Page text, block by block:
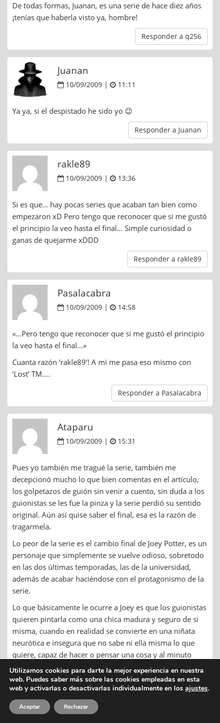
De todas formas, Juanan, es una serie de hace diez años
¡tenías que haberla visto ya, hombre!
Responder a q256
Juanan
10/09/2009 | 11:11
Ya ya, si el despistado he sido yo 😉
Responder a Juanan
rakle89
10/09/2009 | 13:36
Si es que… hay pocas series que acaban tan bien como
empezaron xD Pero tengo que reconocer que si me gustó
el principio la veo hasta el final… Simple curiosidad o
ganas de quejarme xDDD
Responder a rakle89
Pasalacabra
10/09/2009 | 14:58
«…Pero tengo que reconocer que si me gustó el principio
la veo hasta el final…»
Cuanta razón ‘rakle89’! A mi me pasa eso mismo con
‘Lost’ TM….
Responder a Pasalacabra
Ataparu
10/09/2009 | 15:31
Pues yo también me tragué la serie, también me
decepcionó mucho lo que bien comentas en el artículo,
los golpetazos de guión sin venir a cuento, sin duda a los
guionistas se les fue la pinza y la serie perdió su sentido
original. Aún así quise saber el final, esa es la razón de
tragarmela.
Lo peor de la serie es el cambio final de Joey Potter, es un
personaje que simplemente se vuelve odioso, sobretodo
en las dos últimas temporadas, las de la universidad,
además de acabar haciéndose con el protagonismo de la
serie.
Lo que básicamente le ocurre a Joey es que los guionistas
quieren pintarla como una chica madura y seguro de si
misma, cuando en realidad se convierte en una niñata
neurótica e insegura que no sabe ni ella misma lo que
quiere, capaz de hacer o pensar una cosa y al minuto
siguiente la contraria. Sin llegar a mencionar que todos
los personajes masculinos de la serie que aparecen se
enamoran como auténticos idiotas de ella, algo poco
creible por los guionistas sabiendo como somos los tios
en nuestra juventud y más con el caracter repulsivo de
Utilizamos cookies para darte la mejor experiencia en nuestra
web. Puedes saber más sobre las cookies empleadas en esta
web y activarlas o desactivarlas individualmente en los ajustes.
Aceptar Rechazar